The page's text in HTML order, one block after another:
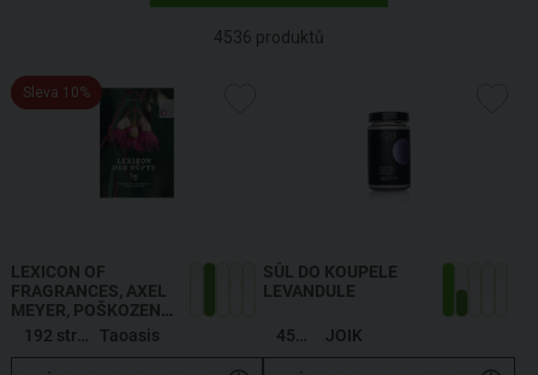
4536 produktů
Sleva 10%
LEXICON OF
FRAGRANCES, AXEL
MEYER, POŠKOZENO
AXEL MEYER:
LEXIKON DER DÜFTE
Taoasis
SŮL DO KOUPELE
LEVANDULE
JOIK